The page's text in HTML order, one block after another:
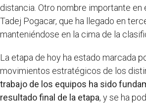
distancia. Otro nombre importante en
Tadej Pogacar, que ha llegado en
manteniéndose en la cima de la
La etapa de hoy ha estado marcada
movimientos estratégicos de los
trabajo de los equipos ha sido
resultado final de la etapa, y se ha